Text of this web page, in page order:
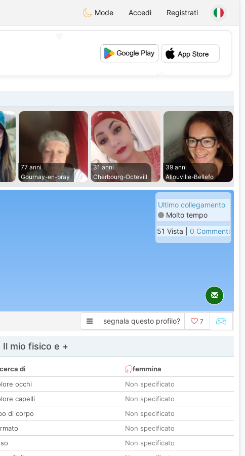
Mode Accedi Registrati
77 anni
Gournay-en-bray
31 anni
Cherbourg-Octevill
39 anni
Allouville-Bellefo
Ultimo collegamento
Molto tempo
51 Vista | 0 Commenti
segnala questo profilo? 7
Il mio fisico e +
di
femmina
occhi
Non specificato
capelli
Non specificato
di corpo
Non specificato
Non specificato
Non specificato